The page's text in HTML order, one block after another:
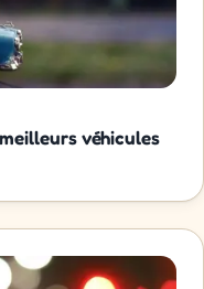
véhicules